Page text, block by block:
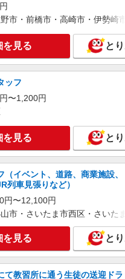
H-2076208
吉川美南駅＊看護助手(資格
時給1600円〜2250円 ＜日
通費全支給(ガソリン代含む)＞
吉川市//吉川美南駅すぐ
ープ 詳
●SI-H-2024396
＜吉川美南駅＞元気も、プ
い＊週3〜OK/看護助手
時給1600円〜2250円 ＜
通費全支給(ガソリン代含む)＞
吉川市//吉川美南駅すぐ
ープ 詳
H-2076278
市・前橋市・高崎市・伊勢崎
を見る と
ッフ
〜1,200円
を見る と
（イベント、道路、商業施設、
列車見張りなど）
円〜12,100円
市・さいたま市西区・さいた
を見る と
て教習所に通う生徒の送迎ドラ